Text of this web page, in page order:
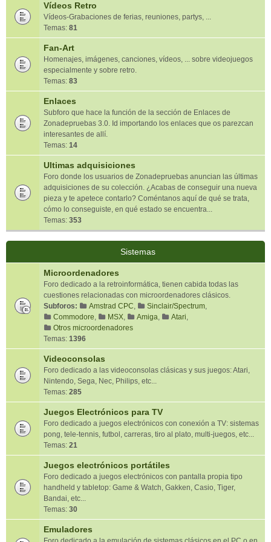
Vídeos Retro
Vídeos-Grabaciones de ferias, reuniones, partys, ...
Temas: 81
Fan-Art
Homenajes, imágenes, canciones, vídeos, ... sobre videojuegos
especialmente y sobre retro.
Temas: 83
Enlaces
Subforo que hace la función de la sección de Enlaces de
Zonadepruebas 3.0. Id importando los enlaces que os parezcan
interesantes de allí.
Temas: 14
Ultimas adquisiciones
Foro donde los usuarios de Zonadepruebas anuncian las últimas
adquisiciones de su colección. ¿Acabas de conseguir una nueva
pieza y te apetece contarlo? Coméntanos aquí de qué se trata,
cómo lo conseguiste, en qué estado se encuentra...
Temas: 353
Sistemas
Microordenadores
Foro dedicado a la retroinformática, tienen cabida todas las
cuestiones relacionadas con microordenadores clásicos.
Subforos:
Amstrad CPC, Sinclair/Spectrum,
Commodore, MSX, Amiga, Atari,
Otros microordenadores
Temas: 1396
Videoconsolas
Foro dedicado a las videoconsolas clásicas y sus juegos: Atari,
Nintendo, Sega, Nec, Philips, etc...
Temas: 285
Juegos Electrónicos para TV
Foro dedicado a juegos electrónicos con conexión a TV: sistemas
pong, tele-tennis, futbol, carreras, tiro al plato, multi-juegos, etc...
Temas: 21
Juegos electrónicos portátiles
Foro dedicado a juegos electrónicos con pantalla propia tipo
handheld y tabletop: Game & Watch, Gakken, Casio, Tiger,
Bandai, etc...
Temas: 30
Emuladores